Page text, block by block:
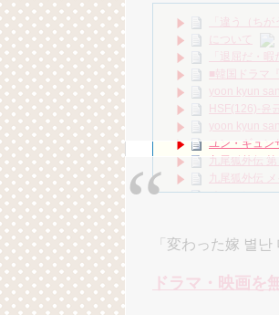
THE
ハン・ヘジン
요? 밥블레스유 2
ソン・ヘギョ
ハン・ヘジン
한가인 –
「ライフ・
(ENG SUB)
ェジン / エンジョイ❕
ユン・ギュ
News
「違う（ち
について
「退屈だ・
■韓国ドラマ
yoon kyun
HSF(126)-윤
yoon kyun
ユン・ギュン
九尾狐外伝
九尾狐外伝
チョ・ヒョ
(11/26)
キム・ユジョ
「変わった嫁 별
ドラマ・映画を